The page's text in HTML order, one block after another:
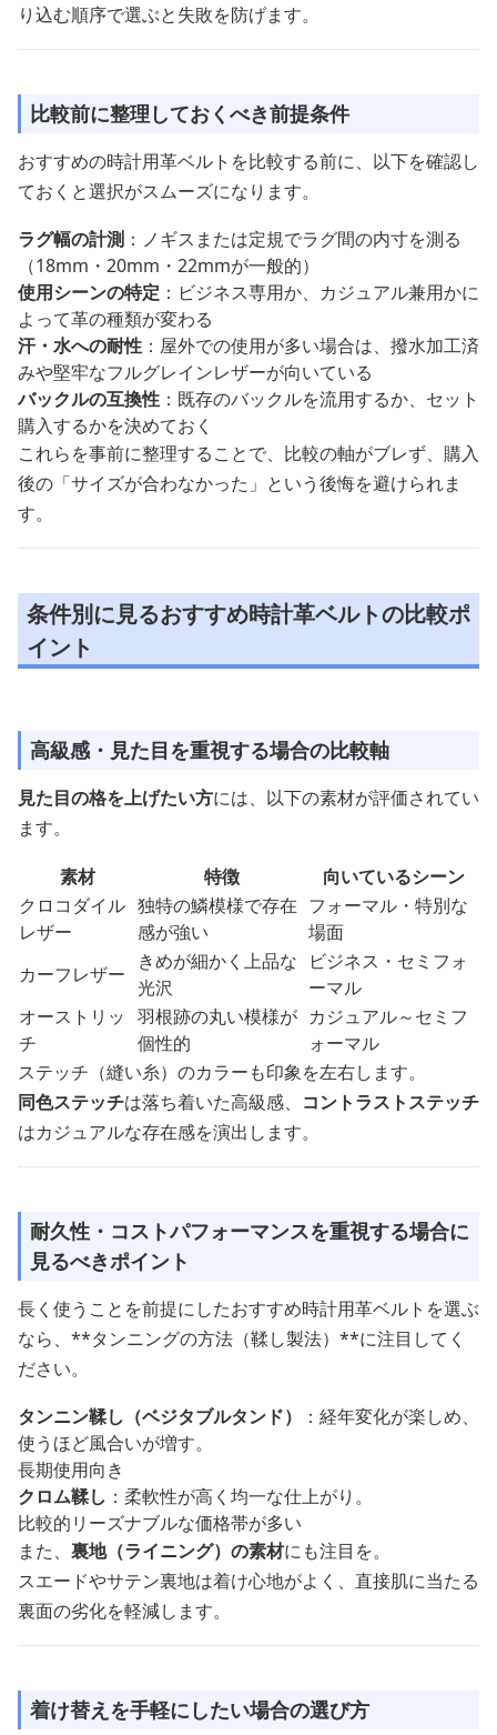
り込む順序で選ぶと失敗を防げます。
比較前に整理しておくべき前提条件
おすすめの時計用革ベルトを比較する前に、以下を確認し
ておくと選択がスムーズになります。
ラグ幅の計測 ：ノギスまたは定規でラグ間の内寸を測る
（18mm・20mm・22mmが一般的）
使用シーンの特定 ：ビジネス専用か、カジュアル兼用かに
よって革の種類が変わる
汗・水への耐性 ：屋外での使用が多い場合は、撥水加工済
みや堅牢なフルグレインレザーが向いている
バックルの互換性 ：既存のバックルを流用するか、セット
購入するかを決めておく
これらを事前に整理することで、比較の軸がブレず、購入
後の「サイズが合わなかった」という後悔を避けられま
す。
条件別に見るおすすめ時計革ベルトの比較ポ
イント
高級感・見た目を重視する場合の比較軸
見た目の格を上げたい方には、以下の素材が評価されてい
ます。
素材
特徴
向いているシーン
クロコダイル
レザー
独特の鱗模様で存在
感が強い
フォーマル・特別な
場面
カーフレザー
きめが細かく上品な
光沢
ビジネス・セミフォ
ーマル
オーストリッ
チ
羽根跡の丸い模様が
個性的
カジュアル～セミフ
ォーマル
ステッチ（縫い糸）のカラーも印象を左右します。
同色ステッチは落ち着いた高級感、 コントラストステッチ
はカジュアルな存在感を演出します。
耐久性・コストパフォーマンスを重視する場合に
見るべきポイント
長く使うことを前提にしたおすすめ時計用革ベルトを選ぶ
なら、**タンニングの方法（鞣し製法）**に注目してく
ださい。
タンニン鞣し（ベジタブルタンド）
：経年変化が楽しめ、
使うほど風合いが増す。
長期使用向き
クロム鞣し ：柔軟性が高く均一な仕上がり。
比較的リーズナブルな価格帯が多い
また、 裏地（ライニング）の素材にも注目を。
スエードやサテン裏地は着け心地がよく、直接肌に当たる
裏面の劣化を軽減します。
着け替えを手軽にしたい場合の選び方